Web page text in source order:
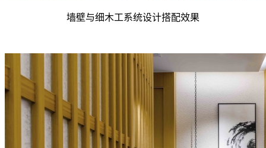
墙壁与细木工系统设计搭配效果